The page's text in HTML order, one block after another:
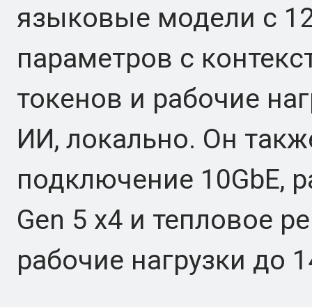
языковые модели с
параметров с
токенов и рабочие
ИИ, локально. Он
подключение 10GbE,
Gen 5 x4 и тепловое
рабочие нагрузки до